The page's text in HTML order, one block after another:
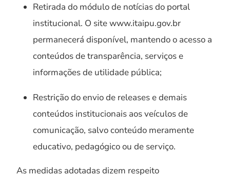
Retirada do módulo de notícias do portal
institucional. O site www.itaipu.gov.br
permanecerá disponível, mantendo o acesso a
conteúdos de transparência, serviços e
informações de utilidade pública;
Restrição do envio de releases e demais
conteúdos institucionais aos veículos de
comunicação, salvo conteúdo meramente
educativo, pedagógico ou de serviço.
As medidas adotadas dizem respeito